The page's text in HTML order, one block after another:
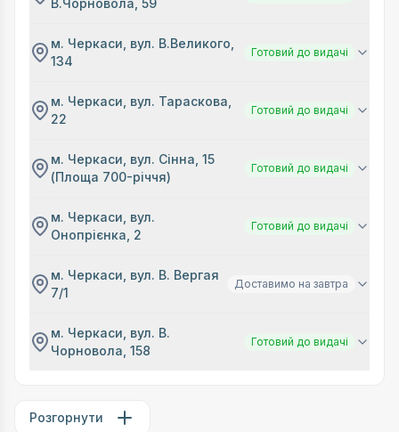
м. Черкаси, вул. В.Великого,
134
Готовий до видачі
м. Черкаси, вул. Тараскова,
22
Готовий до видачі
м. Черкаси, вул. Сінна, 15
(Площа 700-річчя)
Готовий до видачі
м. Черкаси, вул.
Онопрієнка, 2
Готовий до видачі
м. Черкаси, вул. В. Вергая
7/1
Доставимо на завтра
м. Черкаси, вул. В.
Чорновола, 158
Готовий до видачі
Розгорнути